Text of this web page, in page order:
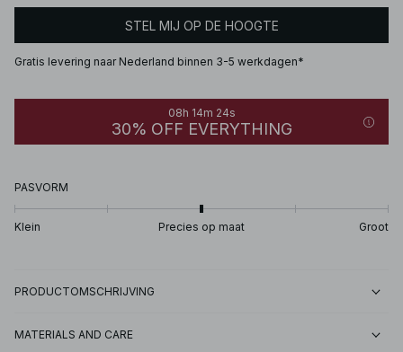
STEL MIJ OP DE HOOGTE
Gratis levering naar Nederland binnen 3-5 werkdagen*
08h 14m 24s
30% OFF EVERYTHING
PASVORM
Klein Precies op maat Groot
PRODUCTOMSCHRIJVING
MATERIALS AND CARE